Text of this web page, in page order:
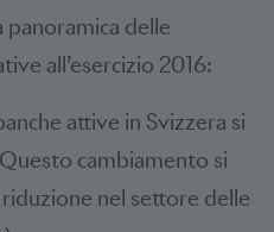
delle
all’esercizio 2016:
attive in Svizzera si
cambiamento si
nel settore delle